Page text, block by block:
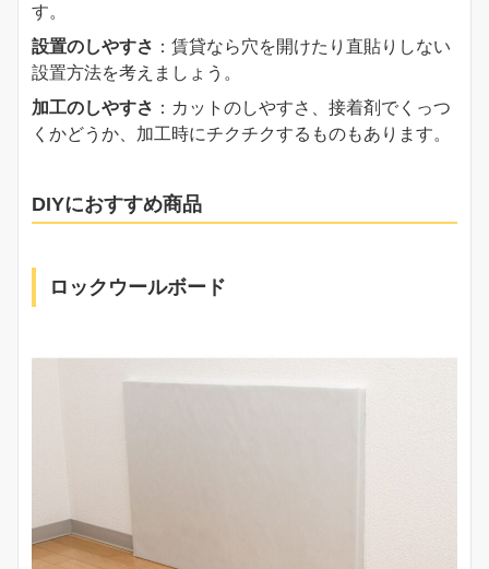
す。
設置のしやすさ ：賃貸なら穴を開けたり直貼りしない
設置方法を考えましょう。
加工のしやすさ ：カットのしやすさ、接着剤でくっつ
くかどうか、加工時にチクチクするものもあります。
DIYにおすすめ商品
ロックウールボード